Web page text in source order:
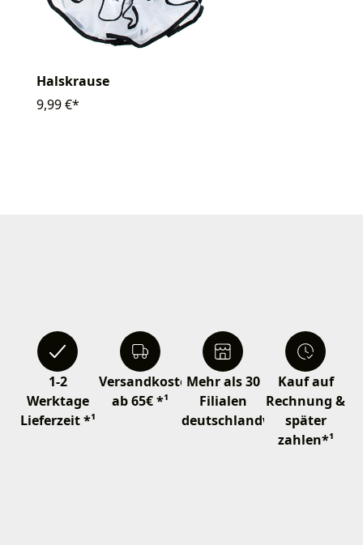
Halskrause
9,99 €*
1-2
Werktage
Lieferzeit *¹
Versandkostenfrei
ab 65€ *¹
Mehr als 30
Filialen
deutschlandweit
Kauf auf
Rechnung &
später
zahlen*¹